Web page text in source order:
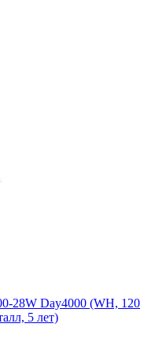
28W Day4000 (WH, 120
5 лет)